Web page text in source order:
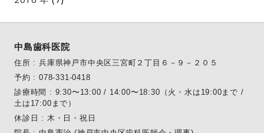
中島歯科医院
住所 : 兵庫県神戸市中央区三宮町２丁目６－９－２０５
予約 : 078-331-0418
診療時間 : 9:30〜13:00 / 14:00〜18:30（火・水は19:00まで /
土は17:00まで）
休診日 : 木・日・祝日